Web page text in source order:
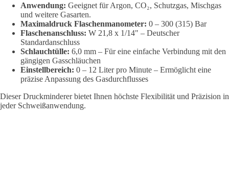
Anwendung: Geeignet für Argon, CO₂, Schutzgas, Mischgas
und weitere Gasarten.
Maximaldruck Flaschenmanometer: 0 – 300 (315) Bar
Flaschenanschluss: W 21,8 x 1/14" – Deutscher
Standardanschluss
Schlauchtülle: 6,0 mm – Für eine einfache Verbindung mit den
gängigen Gasschläuchen
Einstellbereich: 0 – 12 Liter pro Minute – Ermöglicht eine
präzise Anpassung des Gasdurchflusses
Dieser Druckminderer bietet Ihnen höchste Flexibilität und Präzision in
jeder Schweißanwendung.